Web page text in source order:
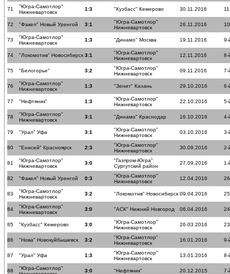
71
"Югра-Самотлор"
Нижневартовск
1:3 "Кузбасс" Кемерово 30.11.2016
72 "Факел" Новый Уренгой 3:1
"Югра-Самотлор"
Нижневартовск
26.11.2016
73
"Югра-Самотлор"
Нижневартовск
1:3 "Динамо" Москва 19.11.2016 9-
74 "Локомотив" Новосибирск 3:1
"Югра-Самотлор"
Нижневартовск
12.11.2016 8-
75 "Белогорье" 3:2
"Югра-Самотлор"
Нижневартовск
09.11.2016 7-
76
"Югра-Самотлор"
Нижневартовск
1:3 "Зенит" Казань 29.10.2016 6-
77 "Нефтяник" 1:3
"Югра-Самотлор"
Нижневартовск
22.10.2016 5-
78
"Югра-Самотлор"
Нижневартовск
3:1 "Динамо" Краснодар 16.10.2016 4-
79 "Урал" Уфа 3:1
"Югра-Самотлор"
Нижневартовск
03.10.2016 3-
80 "Енисей" Красноярск 2:3
"Югра-Самотлор"
Нижневартовск
30.09.2016 2-
81
"Югра-Самотлор"
Нижневартовск
3:0
"Газпром-Югра"
Сургутский район
27.09.2016 1-
82 "Факел" Новый Уренгой 0:3
"Югра-Самотлор"
Нижневартовск
12.04.2016
83
"Югра-Самотлор"
Нижневартовск
3:2 "Локомотив" Новосибирск 09.04.2016
84
"Югра-Самотлор"
Нижневартовск
3:0 "АСК" Нижний Новгород 06.04.2016
85 "Кузбасс" Кемерово 3:0
"Югра-Самотлор"
Нижневартовск
26.03.2016
86 "Нова" Новокуйбышевск 3:2
"Югра-Самотлор"
Нижневартовск
16.01.2016 9-
87 "Урал" Уфа 1:3
"Югра-Самотлор"
Нижневартовск
13.01.2016 8-
88
"Югра-Самотлор"
3:0 "Нефтяник" 20.12.2015 7-